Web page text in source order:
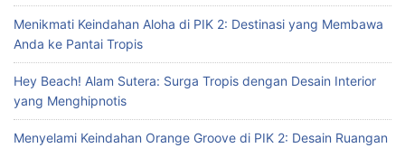
f
o
r
Menikmati Keindahan Aloha di PIK 2: Destinasi yang Membawa
Anda ke Pantai Tropis
Hey Beach! Alam Sutera: Surga Tropis dengan Desain Interior
yang Menghipnotis
Menyelami Keindahan Orange Groove di PIK 2: Desain Ruangan